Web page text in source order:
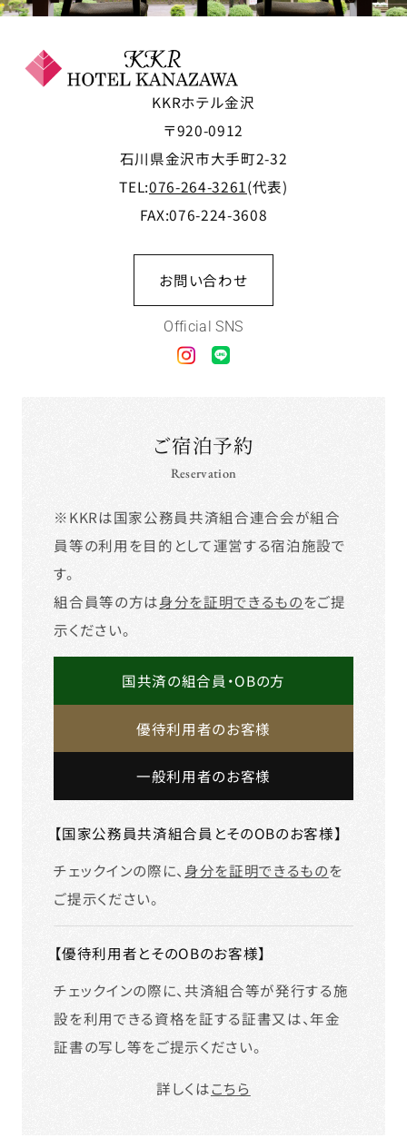
KKRホテル金沢
〒920-0912
石川県金沢市大手町2-32
TEL:076-264-3261(代表)
FAX:076-224-3608
お問い合わせ
Official SNS
ご宿泊予約
Reservation
※KKRは国家公務員共済組合連合会が組合
員等の利用を目的として運営する宿泊施設で
す。
組合員等の方は身分を証明できるものをご提
示ください。
国共済の組合員・OBの方
優待利用者のお客様
一般利用者のお客様
【国家公務員共済組合員とそのOBのお客様】
チェックインの際に、身分を証明できるものを
ご提示ください。
【優待利用者とそのOBのお客様】
チェックインの際に、共済組合等が発行する施
設を利用できる資格を証する証書又は、年金
証書の写し等をご提示ください。
詳しくはこちら